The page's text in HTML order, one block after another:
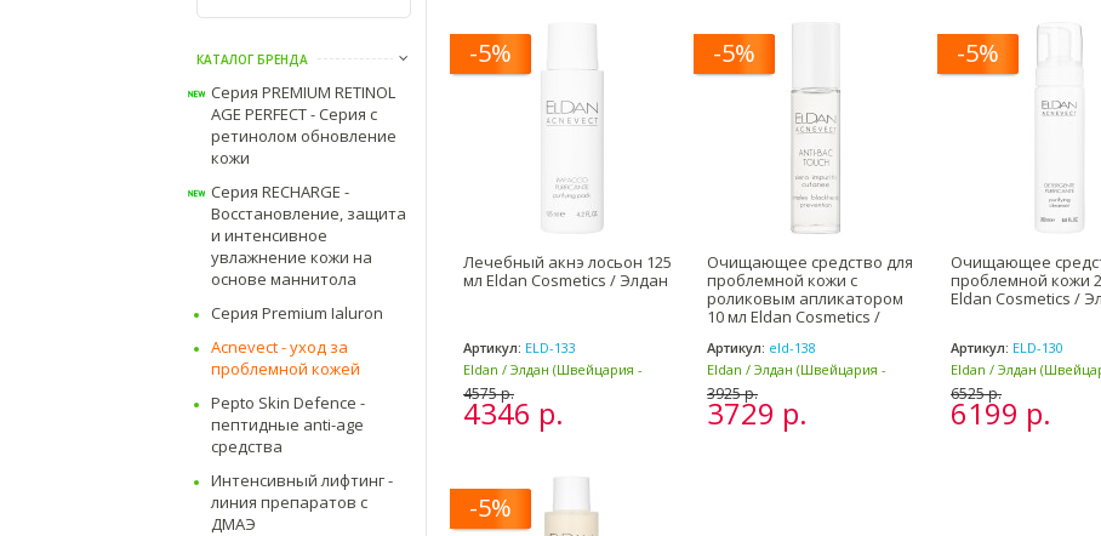
КАТАЛОГ БРЕНДА
Серия PREMIUM RETINOL
AGE PERFECT - Серия с
ретинолом обновление
кожи
Серия RECHARGE -
Восстановление, защита
и интенсивное
увлажнение кожи на
основе маннитола
Серия Premium Ialuron
Acnevect - уход за
проблемной кожей
Pepto Skin Defence -
пептидные anti-age
средства
Интенсивный лифтинг -
линия препаратов с
ДМАЭ
-5%
Лечебный акнэ лосьон 125
мл Eldan Cosmetics / Элдан
Артикул: ELD-133
Eldan / Элдан (Швейцария -
Италия)
4575 р.
4346 р.
-5%
Очищающее средство для
проблемной кожи с
роликовым апликатором
10 мл Eldan Cosmetics /
Артикул: eld-138
Eldan / Элдан (Швейцария -
Италия)
3925 р.
3729 р.
-5%
Очищающее
проблемной кожи
Eldan Cosmetics /
Артикул: ELD-130
Eldan / Элдан
Италия)
6525 р.
6199 р.
-5%